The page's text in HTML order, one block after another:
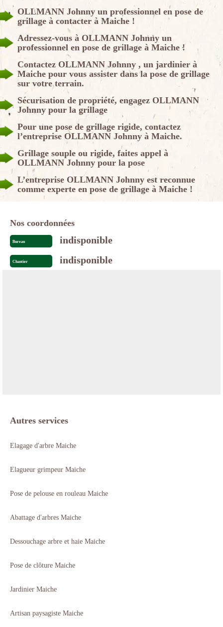
OLLMANN Johnny un professionnel en pose de
grillage à contacter à Maiche !
Adressez-vous à OLLMANN Johnny un
professionnel en pose de grillage à Maiche !
Contactez OLLMANN Johnny , un jardinier à
Maiche pour vous assister dans la pose de grillage
sur votre terrain.
Sécurisation de propriété, engagez OLLMANN
Johnny pour la grillage
Pour une pose de grillage rigide, contactez
l’entreprise OLLMANN Johnny à Maiche.
Grillage souple ou rigide, faites appel à
OLLMANN Johnny pour la pose
L’entreprise OLLMANN Johnny est reconnue
comme experte en pose de grillage à Maiche !
Nos coordonnées
Bureau indisponible
Chantier indisponible
Autres services
Elagage d'arbre Maiche
Elagueur grimpeur Maiche
Pose de pelouse en rouleau Maiche
Abattage d'arbres Maiche
Dessouchage arbre et haie Maiche
Pose de clôture Maiche
Jardinier Maiche
Artisan paysagiste Maiche